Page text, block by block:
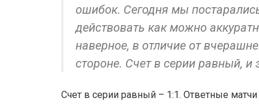
ошибок. Сегодня мы
действовать как можно
наверное, в отличие от
стороне. Счет в серии равный, и
Счет в серии равный – 1:1. Ответные